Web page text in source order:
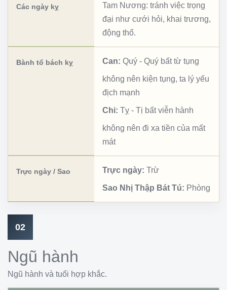
Các ngày kỵ
Tam Nương: tránh việc trọng
đại như cưới hỏi, khai trương,
động thổ.
Bành tổ bách kỵ Can: Quý - Quý bất từ tụng
không nên kiện tụng, ta lý yếu
địch mạnh
Chi: Tỵ - Tị bất viễn hành
không nên đi xa tiền của mất
mát
Trực ngày / Sao Trực ngày: Trừ
Sao Nhị Thập Bát Tú: Phòng
02
Ngũ hành
Ngũ hành và tuổi hợp khắc.